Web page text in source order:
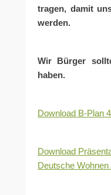
tragen, damit
werden.
Wir Bürger
haben.
Download B-Plan
Download
Deutsche Wohnen